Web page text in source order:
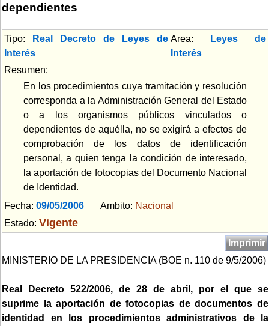
dependientes
Tipo:
Real Decreto de Leyes de
Interés
Area:
Leyes de
Interés
Resumen:
En los procedimientos cuya tramitación y resolución
corresponda a la Administración General del Estado
o a los organismos públicos vinculados o
dependientes de aquélla, no se exigirá a efectos de
comprobación de los datos de identificación
personal, a quien tenga la condición de interesado,
la aportación de fotocopias del Documento Nacional
de Identidad.
Fecha: 09/05/2006 Ambito: Nacional
Estado: Vigente
Imprimir
MINISTERIO DE LA PRESIDENCIA (BOE n. 110 de 9/5/2006)
Real Decreto 522/2006, de 28 de abril, por el que se
suprime la aportación de fotocopias de documentos de
identidad en los procedimientos administrativos de la